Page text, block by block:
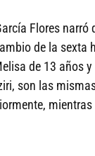
Flores narró
de la sexta
de 13 años
son las
mientras